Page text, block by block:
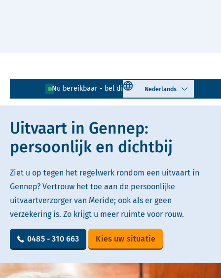
Nu bereikbaar - bel direct! 0485 - 310 663
Select language
Lees voor Uitleg woorden
Simpele tekst
Uitvaart in Gennep:
persoonlijk en dichtbij
Ziet u op tegen het regelwerk rondom een uitvaart in
Gennep? Vertrouw het toe aan de persoonlijke
uitvaartverzorger van Meride; ook als er geen
verzekering is. Zo krijgt u meer ruimte voor rouw.
0485 - 310 663 Kies uw situatie